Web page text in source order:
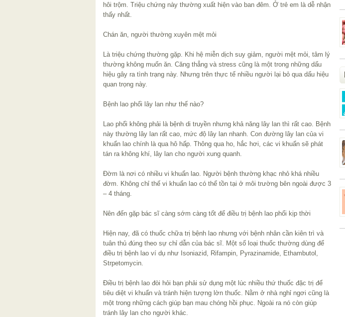
hôi trộm. Triệu chứng này thường xuất hiện vào ban đêm. Ở trẻ em là dễ nhận
thấy nhất.
Chán ăn, người thường xuyên mệt mỏi
Là triệu chứng thường gặp. Khi hệ miễn dịch suy giảm, người mệt mỏi, tâm lý
thường không muốn ăn. Căng thẳng và stress cũng là một trong những dấu
hiệu gây ra tình trạng này. Nhưng trên thực tế nhiều người lại bỏ qua dấu hiệu
quan trọng này.
Bệnh lao phổi lây lan như thế nào?
Lao phổi không phải là bệnh di truyền nhưng khả năng lây lan thì rất cao. Bệnh
này thường lây lan rất cao, mức độ lây lan nhanh. Con đường lây lan của vi
khuẩn lao chính là qua hô hấp. Thông qua ho, hắc hơi, các vi khuẩn sẽ phát
tán ra không khí, lây lan cho người xung quanh.
Đờm là nơi có nhiều vi khuẩn lao. Người bệnh thường khạc nhỏ khá nhiều
đờm. Không chỉ thế vi khuẩn lao có thể tồn tại ở môi trường bên ngoài được 3
– 4 tháng.
Nên đến gặp bác sĩ càng sớm càng tốt để điều trị bệnh lao phổi kịp thời
Hiện nay, đã có thuốc chữa trị bệnh lao nhưng với bệnh nhân cần kiên trì và
tuân thủ đúng theo sự chỉ dẫn của bác sĩ. Một số loại thuốc thường dùng để
điều trị bệnh lao ví dụ như Isoniazid, Rifampin, Pyrazinamide, Ethambutol,
Strpetomycin.
Điều trị bệnh lao đòi hỏi bạn phải sử dụng một lúc nhiều thứ thuốc đặc trị để
tiêu diệt vi khuẩn và tránh hiện tượng lờn thuốc. Nằm ở nhà nghỉ ngơi cũng là
một trong những cách giúp bạn mau chóng hồi phục. Ngoài ra nó còn giúp
tránh lây lan cho người khác.